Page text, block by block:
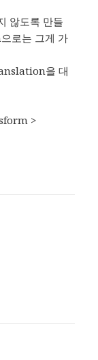
않도록 만들
로는 그게 가
을 대
>